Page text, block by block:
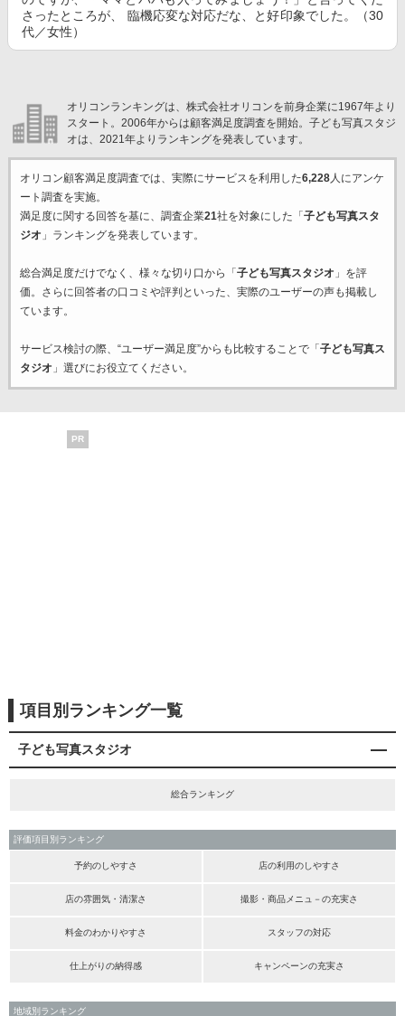
さったところが、 臨機応変な対応だな、と好印象でした。（30
代／女性）
オリコンランキングは、株式会社オリコンを前身企業に1967年より
スタート。2006年からは顧客満足度調査を開始。子ども写真スタジ
オは、2021年よりランキングを発表しています。
オリコン顧客満足度調査では、実際にサービスを利用した6,228人にアンケ
ート調査を実施。
満足度に関する回答を基に、調査企業21社を対象にした「 子ども写真スタ
ジオ 」ランキングを発表しています。
総合満足度だけでなく、様々な切り口から「 子ども写真スタジオ 」を評
価。さらに回答者の口コミや評判といった、実際のユーザーの声も掲載し
ています。
サービス検討の際、“ユーザー満足度”からも比較することで「 子ども写真ス
タジオ 」選びにお役立てください。
PR
項目別ランキング一覧
子ども写真スタジオ
総合ランキング
評価項目別ランキング
予約のしやすさ 店の利用のしやすさ
店の雰囲気・清潔さ 撮影・商品メニュ－の充実さ
料金のわかりやすさ スタッフの対応
仕上がりの納得感 キャンペーンの充実さ
地域別ランキング